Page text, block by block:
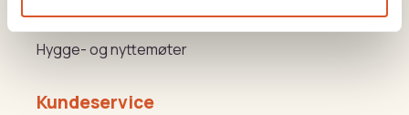
Hygge- og nyttemøter
Kundeservice